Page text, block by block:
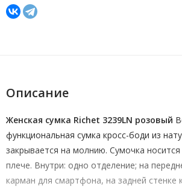
Описание
Женская сумка Richet 3239LN розовый
функциональная сумка кросс-боди из
закрывается на молнию. Сумочка носится
плече. Внутри: одно отделение; на
карман для смартфона, на задней стенке